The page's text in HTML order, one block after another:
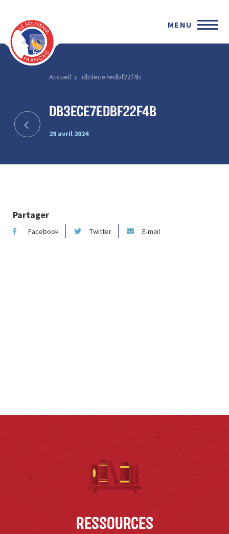
MENU
Accueil db3ece7edbf22f4b
db3ece7edbf22f4b
29 avril 2024
Partager
Facebook Twitter E-mail
Ressources